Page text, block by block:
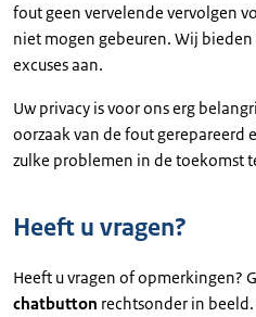
fout geen vervelende vervolgen
niet mogen gebeuren. Wij
excuses aan.
Uw privacy is voor ons erg
oorzaak van de fout gerepareerd
zulke problemen in de toekomst
Heeft u vragen?
Heeft u vragen of opmerkingen?
chatbutton rechtsonder in